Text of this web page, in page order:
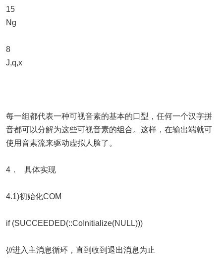
15
Ng
8
J,q,x
每一组都代表一种可视音素的基本的口型，任何一个汉字拼
音都可以分解为这些可视音素的组合。这样，在输出端就可
使用音素流来驱动虚拟人脸了。
4． 具体实现
4.1)初始化COM
if (SUCCEEDED(::CoInitialize(NULL)))
{//进入主消息循环，直到收到退出消息为止